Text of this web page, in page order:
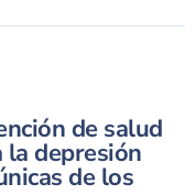
de salud
la depresión
de los